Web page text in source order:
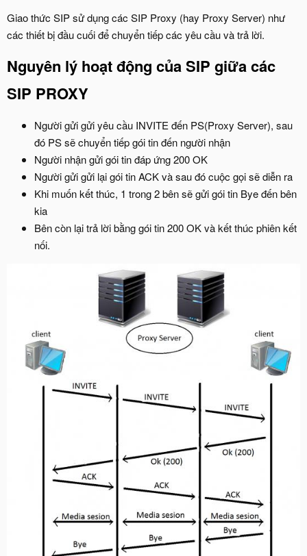
Giao thức SIP sử dụng các SIP Proxy (hay Proxy Server) như
các thiết bị đầu cuối để chuyển tiếp các yêu cầu và trả lời.
Nguyên lý hoạt động của SIP giữa các
SIP PROXY
Người gửi gửi yêu cầu INVITE đến PS(Proxy Server), sau
đó PS sẽ chuyển tiếp gói tin đến người nhận
Người nhận gửi gói tin đáp ứng 200 OK
Người gửi gửi lại gói tin ACK và sau đó cuộc gọi sẽ diễn ra
Khi muốn kết thúc, 1 trong 2 bên sẽ gửi gói tin Bye đến bên
kia
Bên còn lại trả lời bằng gói tin 200 OK và kết thúc phiên kết
nối.